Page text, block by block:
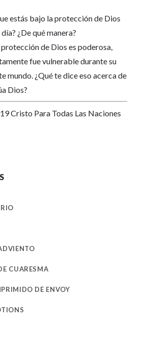
estás bajo la protección de Dios
¿De qué manera?
de Dios es poderosa,
fue vulnerable durante su
mundo. ¿Qué te dice eso acerca de
Dios?
Cristo Para Todas Las Naciones
CUARESMA
DE ENVOY